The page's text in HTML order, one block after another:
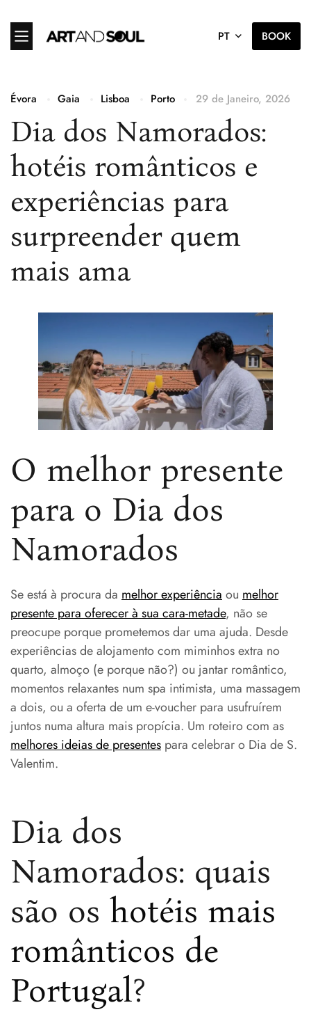
PT BOOK
Évora Gaia Lisboa Porto 29 de Janeiro, 2026
Dia dos Namorados:
hotéis românticos e
experiências para
surpreender quem
mais ama
O melhor presente
para o Dia dos
Namorados
Se está à procura da melhor experiência ou melhor
presente para oferecer à sua cara-metade, não se
preocupe porque prometemos dar uma ajuda. Desde
experiências de alojamento com miminhos extra no
quarto, almoço (e porque não?) ou jantar romântico,
momentos relaxantes num spa intimista, uma massagem
a dois, ou a oferta de um e-voucher para usufruírem
juntos numa altura mais propícia. Um roteiro com as
melhores ideias de presentes para celebrar o Dia de S.
Valentim.
Dia dos
Namorados: quais
são os hotéis mais
românticos de
Portugal?